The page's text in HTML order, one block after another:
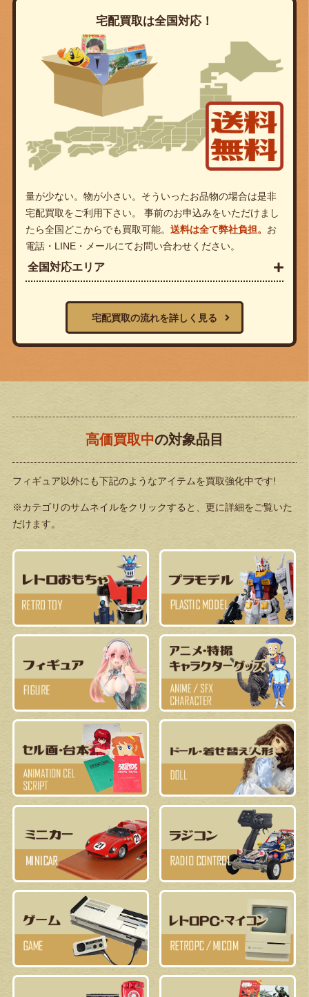
宅配買取は全国対応！
量が少ない。物が小さい。そういったお品物の場合は是非
宅配買取をご利用下さい。 事前のお申込みをいただけまし
たら全国どこからでも買取可能。 送料は全て弊社負担。 お
電話・LINE・メールにてお問い合わせください。
全国対応エリア
宅配買取の流れを詳しく見る
高価買取中の対象品目
フィギュア以外にも下記のようなアイテムを買取強化中です!
※カテゴリのサムネイルをクリックすると、更に詳細をご覧いた
だけます。